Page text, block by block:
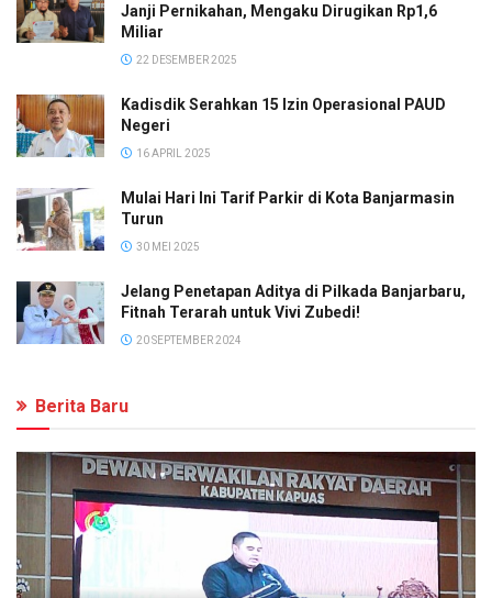
Janji Pernikahan, Mengaku Dirugikan Rp1,6
Miliar
22 DESEMBER 2025
Kadisdik Serahkan 15 Izin Operasional PAUD
Negeri
16 APRIL 2025
Mulai Hari Ini Tarif Parkir di Kota Banjarmasin
Turun
30 MEI 2025
Jelang Penetapan Aditya di Pilkada Banjarbaru,
Fitnah Terarah untuk Vivi Zubedi!
20 SEPTEMBER 2024
Berita Baru